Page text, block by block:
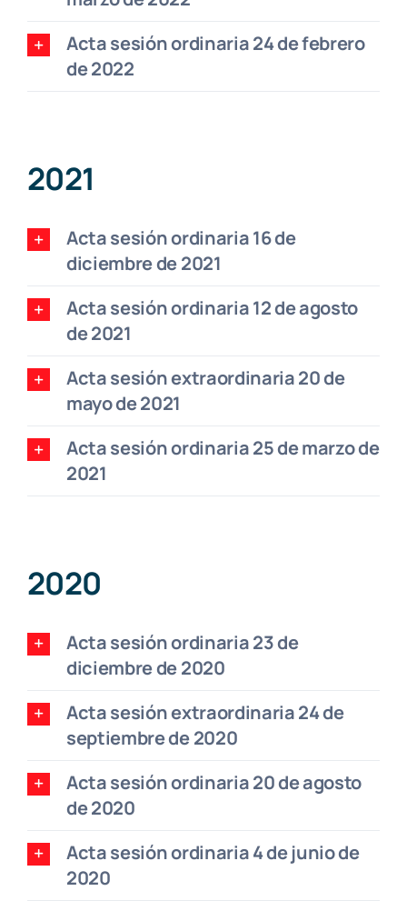
Acta sesión ordinaria 24 de febrero
de 2022
2021
Acta sesión ordinaria 16 de
diciembre de 2021
Acta sesión ordinaria 12 de agosto
de 2021
Acta sesión extraordinaria 20 de
mayo de 2021
Acta sesión ordinaria 25 de marzo de
2021
2020
Acta sesión ordinaria 23 de
diciembre de 2020
Acta sesión extraordinaria 24 de
septiembre de 2020
Acta sesión ordinaria 20 de agosto
de 2020
Acta sesión ordinaria 4 de junio de
2020